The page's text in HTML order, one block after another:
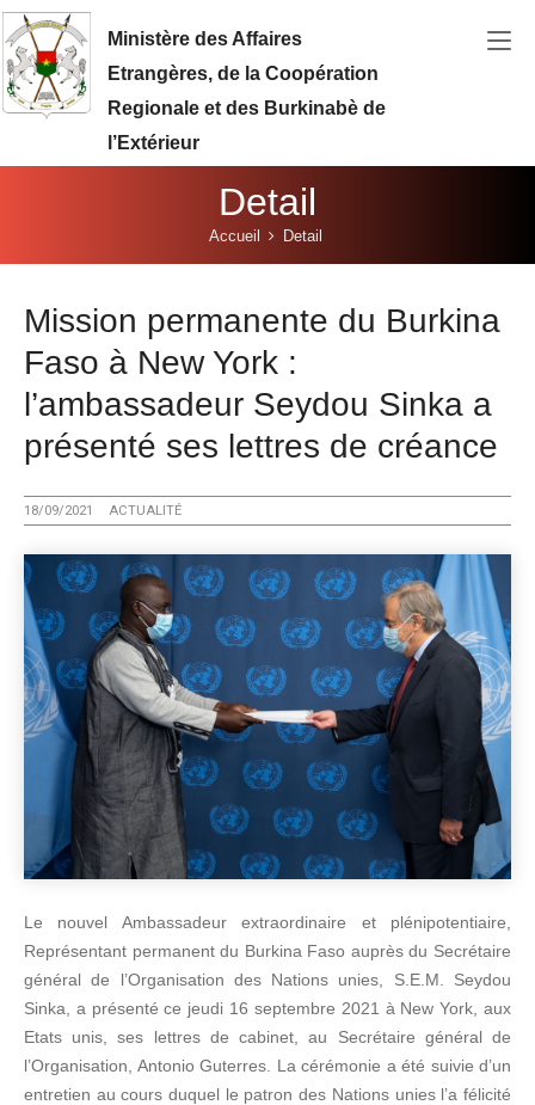
Aller au contenu principal
Ministère des Affaires
Etrangères, de la Coopération
Regionale et des Burkinabè de
l’Extérieur
Detail
Accueil Detail
Mission permanente du Burkina
Faso à New York :
l’ambassadeur Seydou Sinka a
présenté ses lettres de créance
18/09/2021 ACTUALITÉ
Le nouvel Ambassadeur extraordinaire et plénipotentiaire,
Représentant permanent du Burkina Faso auprès du Secrétaire
général de l’Organisation des Nations unies, S.E.M. Seydou
Sinka, a présenté ce jeudi 16 septembre 2021 à New York, aux
Etats unis, ses lettres de cabinet, au Secrétaire général de
l’Organisation, Antonio Guterres. La cérémonie a été suivie d’un
entretien au cours duquel le patron des Nations unies l’a félicité